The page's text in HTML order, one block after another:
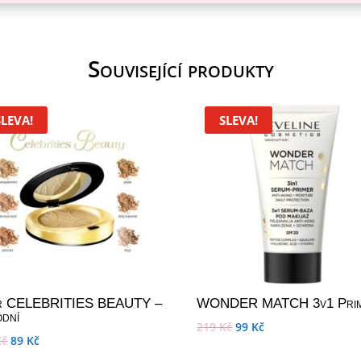
Související produkty
CELEBRITIES BEAUTY –
89 Kč
SLEVA!
WONDER MATCH 3v1
219Kč 99 Kč